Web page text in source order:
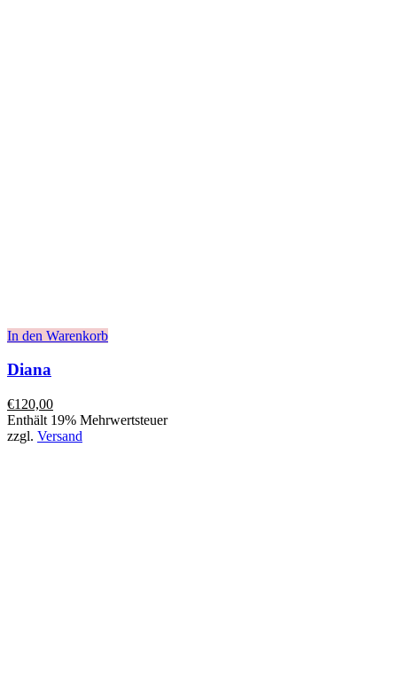
In den Warenkorb
Diana
€120,00
Enthält 19% Mehrwertsteuer
zzgl. Versand